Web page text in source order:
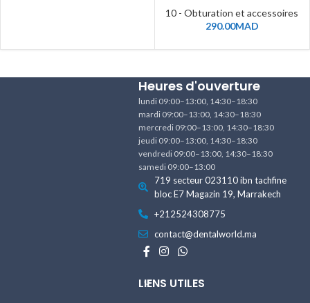
10 - Obturation et accessoires
290.00MAD
Heures d'ouverture
lundi 09:00–13:00, 14:30–18:30
mardi 09:00–13:00, 14:30–18:30
mercredi 09:00–13:00, 14:30–18:30
jeudi 09:00–13:00, 14:30–18:30
vendredi 09:00–13:00, 14:30–18:30
samedi 09:00–13:00
719 secteur 023110 ibn tachfine
bloc E7 Magazin 19, Marrakech
+212524308775
contact@dentalworld.ma
LIENS UTILES